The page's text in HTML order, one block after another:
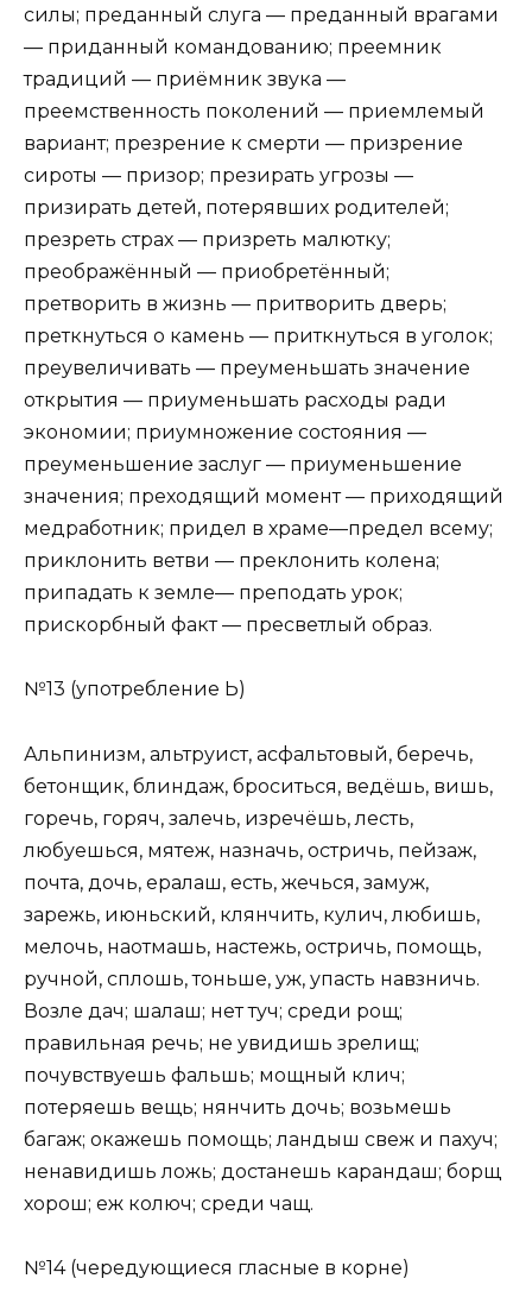
силы; преданный слуга — предан­ный врагами
— приданный командованию; преемник
традиций — приёмник звука —
преемственность поколений — приемлемый
вариант; презрение к смерти — призрение
сироты — призор; презирать угрозы —
призирать детей, потерявших родителей;
презреть страх — призреть малютку;
преображённый — приобретённый;
претворить в жизнь — притворить дверь;
преткнуться о камень — приткнуться в уголок;
преувеличивать — преуменьшать значение
открытия — приуменьшать расходы ради
экономии; приумножение состояния —
преуменьшение заслуг — приуменьшение
значения; преходящий момент — приходящий
медработник; придел в храме—предел всему;
приклонить ветви — преклонить колена;
припадать к земле— преподать урок;
прискорбный факт — пресветлый образ.
№13 (употребление Ь)
Альпинизм, альтруист, асфальтовый, беречь,
бетонщик, блиндаж, броситься, ведёшь, вишь,
горечь, горяч, залечь, изречёшь, лесть,
любуешься, мятеж, назначь, остричь, пейзаж,
почта, дочь, ералаш, есть, жечься, замуж,
зарежь, июньский, клянчить, кулич, любишь,
мелочь, наотмашь, настежь, остричь, помощь,
ручной, сплошь, тоньше, уж, упасть навзничь.
Возле дач; шалаш; нет туч; среди рощ;
правильная речь; не увидишь зрелищ;
почувствуешь фальшь; мощный клич;
потеряешь вещь; нянчить дочь; возьмешь
багаж; окажешь помощь; ландыш свеж и пахуч;
ненавидишь ложь; достанешь карандаш; борщ
хорош; еж колюч; среди чащ.
№14 (чередующиеся гласные в корне)